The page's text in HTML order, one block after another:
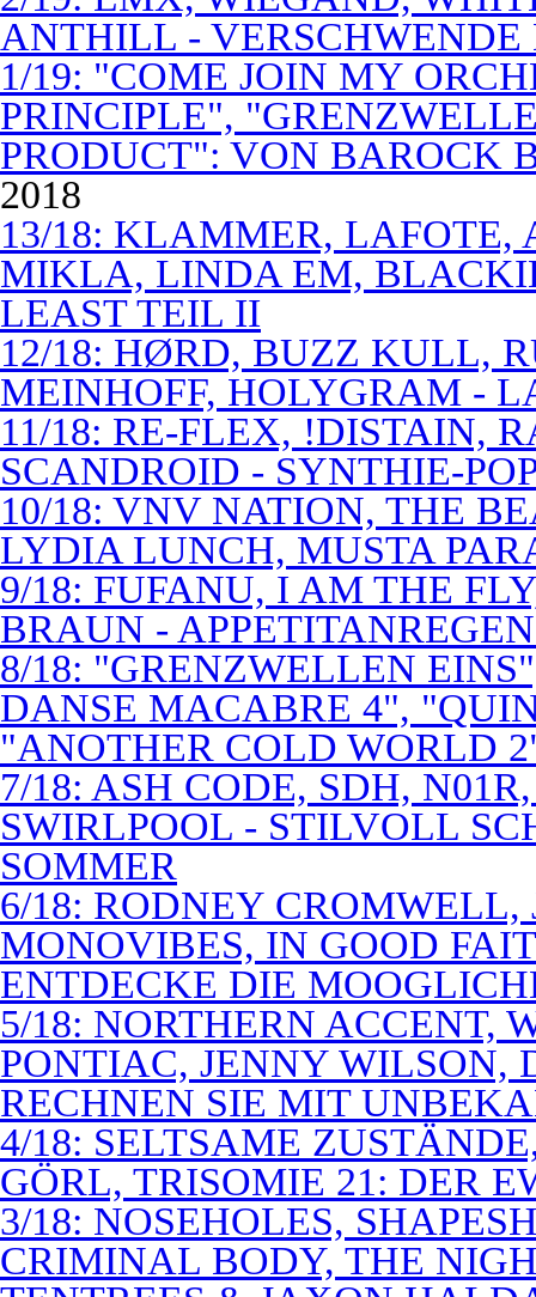
ANTHILL -
1/19: "COME JOIN MY
PRINCIPLE",
PRODUCT": VON BAROCK
2018
13/18: KLAMMER,
MIKLA, LINDA EM,
LEAST TEIL II
12/18: HØRD, BUZZ KULL,
MEINHOFF, HOLYGRAM -
11/18: RE-FLEX, !DISTAIN,
SCANDROID - SYNTHIE-
10/18: VNV NATION, THE
LYDIA LUNCH, MUSTA
9/18: FUFANU, I AM THE
BRAUN -
8/18: "GRENZWELLEN
DANSE MACABRE 4",
"ANOTHER COLD WORLD
7/18: ASH CODE, SDH,
SWIRLPOOL - STILVOLL
SOMMER
6/18: RODNEY
MONOVIBES, IN GOOD
ENTDECKE DIE
5/18: NORTHERN ACCENT,
PONTIAC, JENNY WILSON,
RECHNEN SIE MIT
4/18: SELTSAME
GÖRL, TRISOMIE 21: DER
3/18: NOSEHOLES,
CRIMINAL BODY, THE